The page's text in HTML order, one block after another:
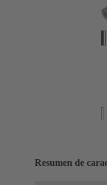
Resumen de